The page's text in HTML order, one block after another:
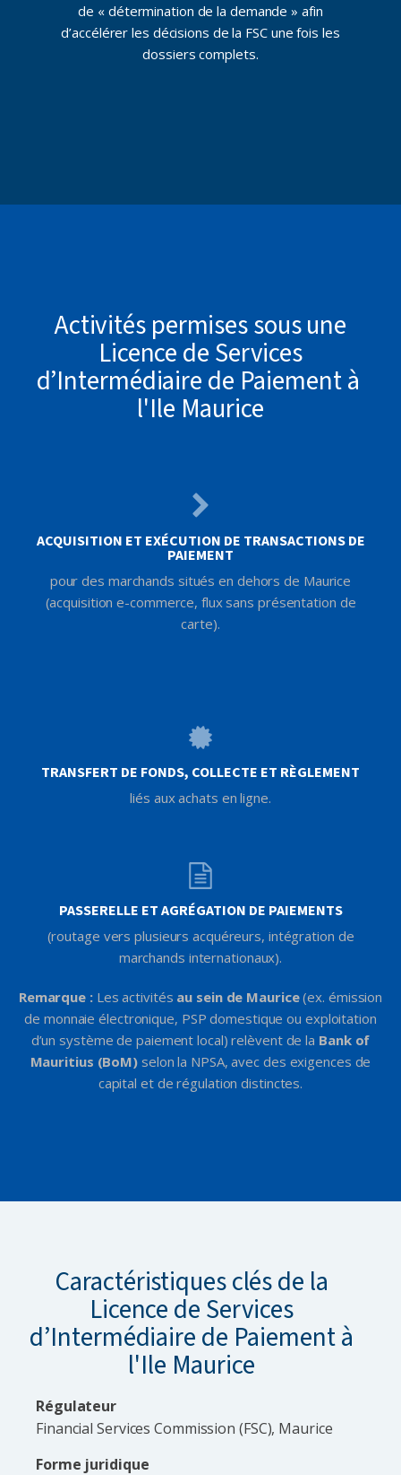
de « détermination de la demande » afin
d’accélérer les décisions de la FSC une fois les
dossiers complets.
Activités permises sous une
Licence de Services
d’Intermédiaire de Paiement à
l'Ile Maurice
ACQUISITION ET EXÉCUTION DE TRANSACTIONS DE
PAIEMENT
pour des marchands situés en dehors de Maurice
(acquisition e-commerce, flux sans présentation de
carte).
TRANSFERT DE FONDS, COLLECTE ET RÈGLEMENT
liés aux achats en ligne.
PASSERELLE ET AGRÉGATION DE PAIEMENTS
(routage vers plusieurs acquéreurs, intégration de
marchands internationaux).
Remarque :Les activités au sein de Maurice(ex. émission
de monnaie électronique, PSP domestique ou exploitation
d’un système de paiement local) relèvent de la Bank of
Mauritius (BoM) selon la NPSA, avec des exigences de
capital et de régulation distinctes.
Caractéristiques clés de la
Licence de Services
d’Intermédiaire de Paiement à
l'Ile Maurice
Régulateur
Financial Services Commission (FSC), Maurice
Forme juridique